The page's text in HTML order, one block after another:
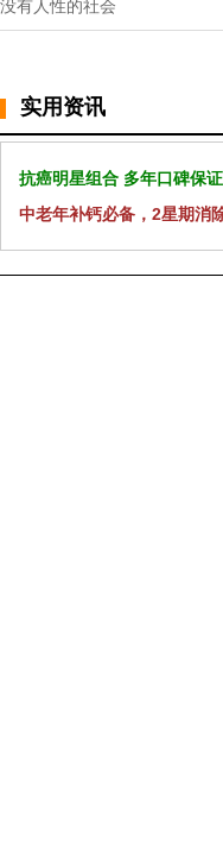
没有人性的社会
实用资讯
抗癌明星组合 多年口碑保
中老年补钙必备，2星期消